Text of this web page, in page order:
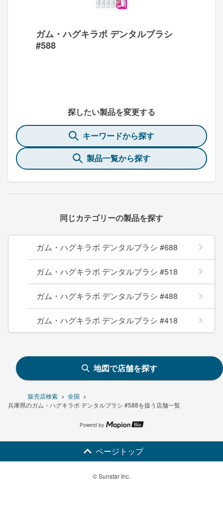
販売店検索
全国
兵庫県のガム・ハグキラボ デンタルブラシ #588を扱う店舗一覧
ガム・ハグキラボ デンタルブラシ
#588
探したい製品を変更する
キーワードから探す
製品一覧から探す
同じカテゴリーの製品を探す
ガム・ハグキラボ デンタルブラシ #688
ガム・ハグキラボ デンタルブラシ #518
ガム・ハグキラボ デンタルブラシ #488
ガム・ハグキラボ デンタルブラシ #418
地図で店舗を探す
Powerd by
ページトップ
© Sunstar Inc.